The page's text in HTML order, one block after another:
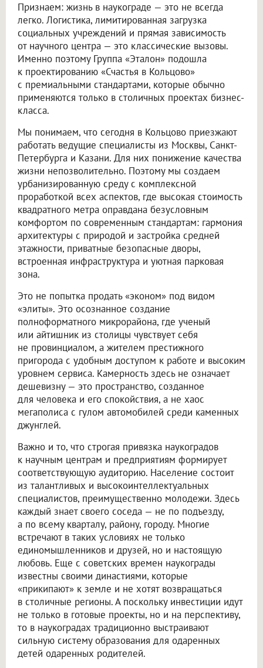
Признаем: жизнь в наукограде — это не всегда
легко. Логистика, лимитированная загрузка
социальных учреждений и прямая зависимость
от научного центра — это классические вызовы.
Именно поэтому Группа «Эталон» подошла
к проектированию «Счастья в Кольцово»
с премиальными стандартами, которые обычно
применяются только в столичных проектах бизнес-
класса.
Мы понимаем, что сегодня в Кольцово приезжают
работать ведущие специалисты из Москвы, Санкт-
Петербурга и Казани. Для них понижение качества
жизни непозволительно. Поэтому мы создаем
урбанизированную среду с комплексной
проработкой всех аспектов, где высокая стоимость
квадратного метра оправдана безусловным
комфортом по современным стандартам: гармония
архитектуры с природой и застройка средней
этажности, приватные безопасные дворы,
встроенная инфраструктура и уютная парковая
зона.
Это не попытка продать «эконом» под видом
«элиты». Это осознанное создание
полноформатного микрорайона, где ученый
или айтишник из столицы чувствует себя
не провинциалом, а жителем престижного
пригорода с удобным доступом к работе и высоким
уровнем сервиса. Камерность здесь не означает
дешевизну — это пространство, созданное
для человека и его спокойствия, а не хаос
мегаполиса с гулом автомобилей среди каменных
джунглей.
Важно и то, что строгая привязка наукоградов
к научным центрам и предприятиям формирует
соответствующую аудиторию. Население состоит
из талантливых и высокоинтеллектуальных
специалистов, преимущественно молодежи. Здесь
каждый знает своего соседа — не по подъезду,
а по всему кварталу, району, городу. Многие
встречают в таких условиях не только
единомышленников и друзей, но и настоящую
любовь. Еще с советских времен наукограды
известны своими династиями, которые
«прикипают» к земле и не хотят возвращаться
в столичные регионы. А поскольку инвестиции идут
не только в готовые проекты, но и на перспективу,
то в наукоградах традиционно выстраивают
сильную систему образования для одаренных
детей одаренных родителей.